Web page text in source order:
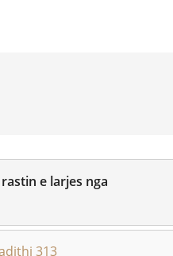
e larjes nga
313